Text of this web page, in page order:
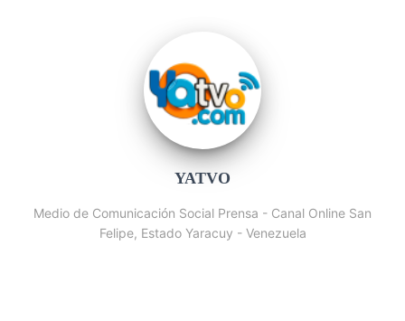
YATVO
Medio de Comunicación Social Prensa - Canal Online San
Felipe, Estado Yaracuy - Venezuela